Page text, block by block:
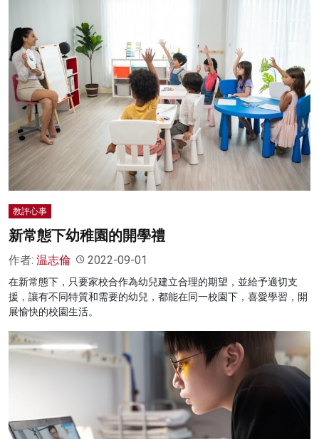
教評心事
新常態下幼稚園的開學禮
作者: 温志倫 2022-09-01
在新常態下，只要家校合作為幼兒建立合理的期望，並給予適切支
援，讓有不同特質和需要的幼兒，都能在同一校園下，喜愛學習，開
展愉快的校園生活。